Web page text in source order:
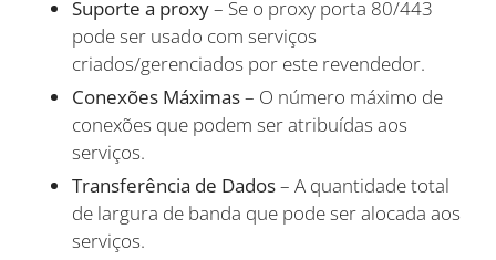
Suporte a proxy– Se o proxy porta 80/443
pode ser usado com serviços
criados/gerenciados por este revendedor.
Conexões Máximas– O número máximo de
conexões que podem ser atribuídas aos
serviços.
Transferência de Dados– A quantidade total
de largura de banda que pode ser alocada aos
serviços.